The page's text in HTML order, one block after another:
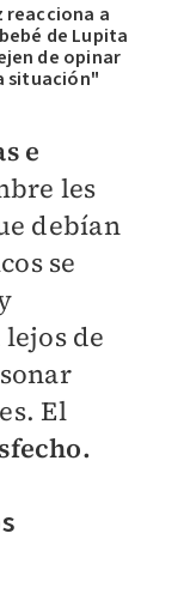
reacciona a
de Lupita
de opinar
situación"
e
les
debían
se
de
El